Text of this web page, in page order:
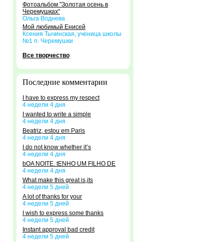
Фотоальбом "Золотая осень в
Черемушках"
Ольга Воднева
Мой любимый Енисей
Ксения Тычинская, ученица школы
№1 п. Черемушки
Все творчество
Последние комментарии
I have to express my respect
4 недели 4 дня
I wanted to write a simple
4 недели 4 дня
Beatriz, estou em Paris
4 недели 4 дня
I do not know whether it’s
4 недели 4 дня
bOA NOITE. tENHO UM FILHO DE
4 недели 4 дня
What make this great is,its
4 недели 5 дней
A lot of thanks for your
4 недели 5 дней
I wish to express some thanks
4 недели 5 дней
Instant approval bad credit
4 недели 5 дней